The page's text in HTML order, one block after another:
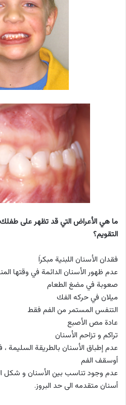
ما هي الأعراض التي قد تظهر على
التقويم؟
فقدان الأسنان اللبنية مبكراَ
عدم ظهور الأسنان الدائمة في وقتها
صعوبة في مضغ الطعام
ميلان في حركه الفك
التنفس المستمر من الفم فقط
عادة مص الأصبع
تراكم و تزاحم الأسنان
عدم إطباق الأسنان بالطريقة السليمة
أوسقف الفم
عدم وجود تناسب بين الأسنان و شكل
أسنان متقدمه الى حد البروز.